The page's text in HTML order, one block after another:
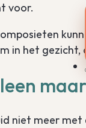
voor.
in het gezicht,
niet meer